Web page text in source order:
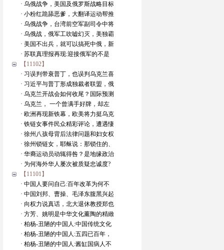
· 乌俄战争，美国及俄罗斯战略目标
· 小粉红跪舔恶爹，大翻译运动帮推
· 乌俄战争，台湾前空军副司令中将
· 乌俄战，俄军工吹嘘幻灭，美独霸
· 美国不出兵，就可以搞死中俄，新
· 苏联真理报再现:迎接俄军的不是
【11102】
· 习误判带衰普丁，也误判乌克兰喜
· 习近平与普丁形成独裁者联盟，俄
· 乌克兰开战会如何收尾？国际预测
· 乌克兰， 一个曾满手好牌，却左
· 欧洲再现新铁幕，欧美将力挺乌克
· 铁链女事件民众精彩评论，遭遇悽
· 徐州八孩母背后法律问题和妇女权
· 徐州锁链女，耶稣说：那锁住的、
· 华裔运动员动辄得咎？是地缘政治
· 为何海外华人屡次被质疑忠诚度?
【11101】
· 中国人要问自己:百年改革为何不
· 中国刘邦、曹操、毛泽东腹黑兴起
· 向权力说真话，北大退休教授郑也
· 方芳、姚明是中华文化薰陶的精緻
· 柏杨-丑陋的中国人:中国传统文化
· 柏杨-丑陋的中国人:五四已百年，
· 柏杨-丑陋的中国人:酱缸国病人不